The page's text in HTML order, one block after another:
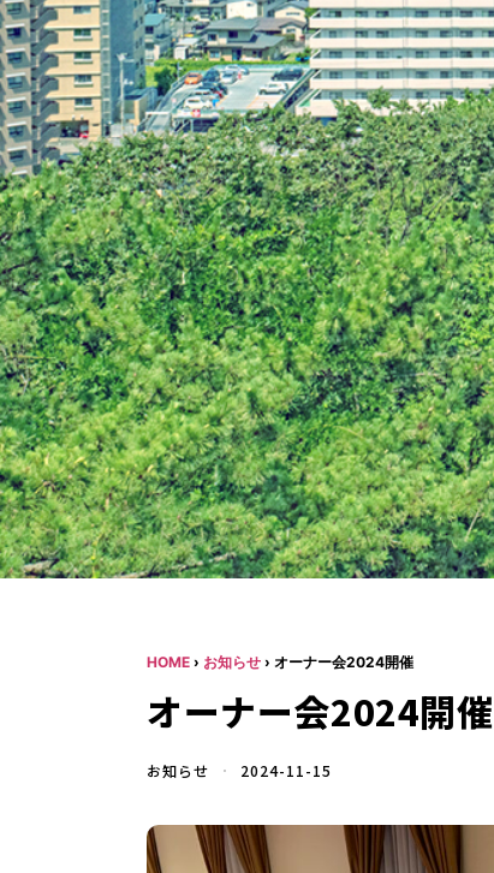
HOME › お知らせ › オーナー会2024開催
オーナー会2024開催
お知らせ 2024-11-15